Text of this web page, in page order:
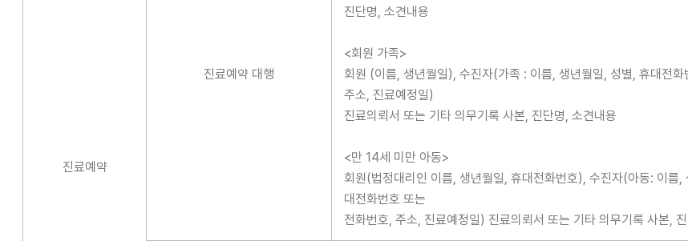
진료예약
진료예약 대행
진단명, 소견내용
<회원 가족>
회원 (이름, 생년월일), 수진자(가족 : 이름, 생년월일, 성별, 휴대전화
주소, 진료예정일)
진료의뢰서 또는 기타 의무기록 사본, 진단명, 소견내용
<만 14세 미만 아동>
회원(법정대리인 이름, 생년월일, 휴대전화번호), 수진자(아동: 이름,
대전화번호 또는
전화번호, 주소, 진료예정일) 진료의뢰서 또는 기타 의무기록 사본,